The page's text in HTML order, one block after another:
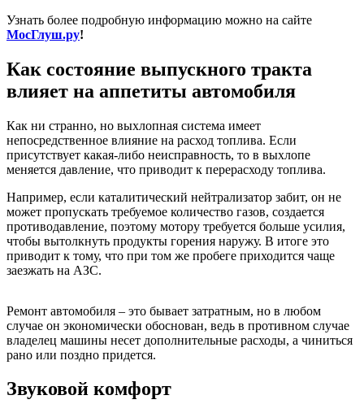
Узнать более подробную информацию можно на сайте
МосГлуш.ру!
Как состояние выпускного тракта
влияет на аппетиты автомобиля
Как ни странно, но выхлопная система имеет
непосредственное влияние на расход топлива. Если
присутствует какая-либо неисправность, то в выхлопе
меняется давление, что приводит к перерасходу топлива.
Например, если каталитический нейтрализатор забит, он не
может пропускать требуемое количество газов, создается
противодавление, поэтому мотору требуется больше усилия,
чтобы вытолкнуть продукты горения наружу. В итоге это
приводит к тому, что при том же пробеге приходится чаще
заезжать на АЗС.
Ремонт автомобиля – это бывает затратным, но в любом
случае он экономически обоснован, ведь в противном случае
владелец машины несет дополнительные расходы, а чиниться
рано или поздно придется.
Звуковой комфорт